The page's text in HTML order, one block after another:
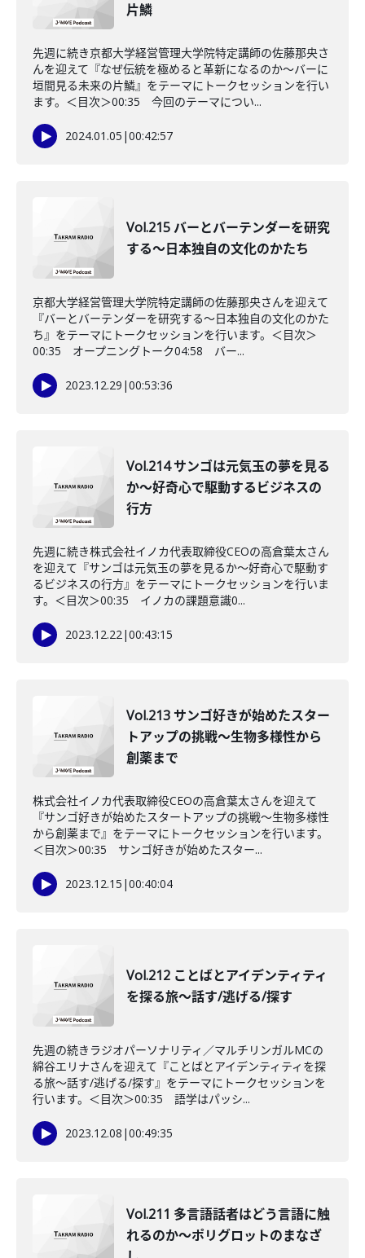
片鱗
先週に続き京都大学経営管理大学院特定講師の佐藤那央さ
んを迎えて『なぜ伝統を極めると革新になるのか〜バーに
垣間見る未来の片鱗』をテーマにトークセッションを行い
ます。＜目次＞00:35 今回のテーマについ...
2024.01.05 |00:42:57
Vol.215 バーとバーテンダーを研究
する〜日本独自の文化のかたち
京都大学経営管理大学院特定講師の佐藤那央さんを迎えて
『バーとバーテンダーを研究する〜日本独自の文化のかた
ち』をテーマにトークセッションを行います。＜目次＞
00:35 オープニングトーク04:58 バー...
2023.12.29 |00:53:36
Vol.214 サンゴは元気玉の夢を見る
か〜好奇心で駆動するビジネスの
行方
先週に続き株式会社イノカ代表取締役CEOの高倉葉太さん
を迎えて『サンゴは元気玉の夢を見るか〜好奇心で駆動す
るビジネスの行方』をテーマにトークセッションを行いま
す。＜目次＞00:35 イノカの課題意識0...
2023.12.22|00:43:15
Vol.213 サンゴ好きが始めたスター
トアップの挑戦〜生物多様性から
創薬まで
株式会社イノカ代表取締役CEOの高倉葉太さんを迎えて
『サンゴ好きが始めたスタートアップの挑戦〜生物多様性
から創薬まで』をテーマにトークセッションを行います。
＜目次＞00:35 サンゴ好きが始めたスター...
2023.12.15 |00:40:04
Vol.212 ことばとアイデンティティ
を探る旅〜話す/逃げる/探す
先週の続きラジオパーソナリティ／マルチリンガルMCの
綿谷エリナさんを迎えて『ことばとアイデンティティを探
る旅〜話す/逃げる/探す』をテーマにトークセッションを
行います。＜目次＞00:35 語学はパッシ...
2023.12.08 |00:49:35
Vol.211 多言語話者はどう言語に触
れるのか〜ポリグロットのまなざ